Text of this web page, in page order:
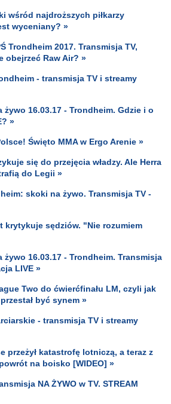
wśród najdroższych piłkarzy
wyceniany? »
Trondheim 2017. Transmisja TV,
obejrzeć Raw Air? »
- transmisja TV i streamy
16.03.17 - Trondheim. Gdzie i o
»
Święto MMA w Ergo Arenie »
się do przejęcia władzy. Ale Herra
do Legii »
skoki na żywo. Transmisja TV -
krytykuje sędziów. "Nie rozumiem
16.03.17 - Trondheim. Transmisja
LIVE »
Two do ćwierćfinału LM, czyli jak
być synem »
- transmisja TV i streamy
przeżył katastrofę lotniczą, a teraz z
na boisko [WIDEO] »
NA ŻYWO w TV. STREAM